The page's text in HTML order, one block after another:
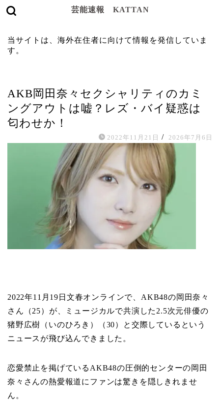
芸能速報 KATTAN
当サイトは、海外在住者に向けて情報を発信していま
す。
AKB岡田奈々セクシャリティのカミ
ングアウトは嘘？レズ・バイ疑惑は
匂わせか！
2022年11月21日 / 2026年7月6日
2022年11月19日文春オンラインで、AKB48の岡田奈々
さん（25）が、ミュージカルで共演した2.5次元俳優の
猪野広樹（いのひろき）（30）と交際しているという
ニュースが飛び込んできました。
恋愛禁止を掲げているAKB48の圧倒的センターの岡田
奈々さんの熱愛報道にファンは驚きを隠しきれませ
ん。